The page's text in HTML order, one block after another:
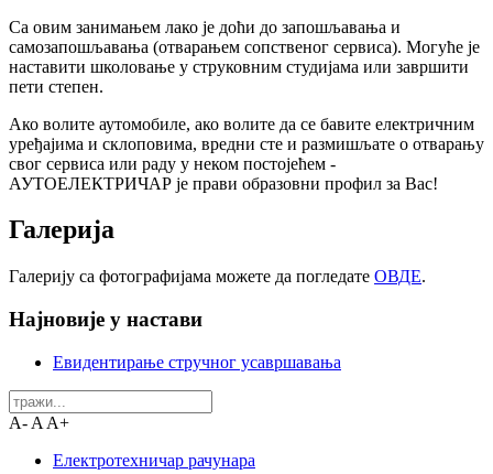
Са овим занимањем лако је доћи до запошљавања и
самозапошљавања (отварањем сопственог сервиса). Могуће је
наставити школовање у струковним студијама или завршити
пети степен.
Ако волите аутомобиле, ако волите да се бавите електричним
уређајима и склоповима, вредни сте и размишљате о отварању
свог сервиса или раду у неком постојећем -
АУТОЕЛЕКТРИЧАР је прави образовни профил за Вас!
Галерија
Галерију са фотографијама можете да погледате ОВДЕ.
Најновије у настави
Евидентирање стручног усавршавања
A- A A+
Електротехничар рачунара